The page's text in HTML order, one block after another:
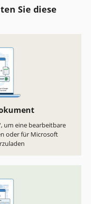
Sie diese
um eine bearbeitbare
oder für Microsoft